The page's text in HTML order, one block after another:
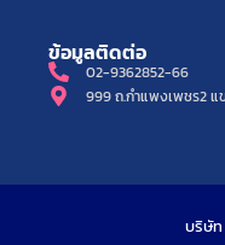
ข้อมูลติดต่อ
02-9362852-66
999 ถ.กำแพงเพชร2
บริษั